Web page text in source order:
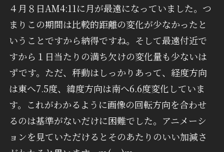
４月８日AM4:11に月が最遠になっていました。つ
まりこの期間は比較的距離の変化が少なかったと
いうことですから納得ですね。そして最遠付近で
すから１日当たりの満ち欠けの変化量も少ないは
ずです。ただ、秤動はしっかりあって、経度方向
は東へ7.5度、緯度方向は南へ6.6度変化していま
す。これがわかるように画像の回転方向を合わせ
るのは基準がないだけに困難でした。アニメーシ
ョンを見ていただけるとそのあたりのいい加減さ